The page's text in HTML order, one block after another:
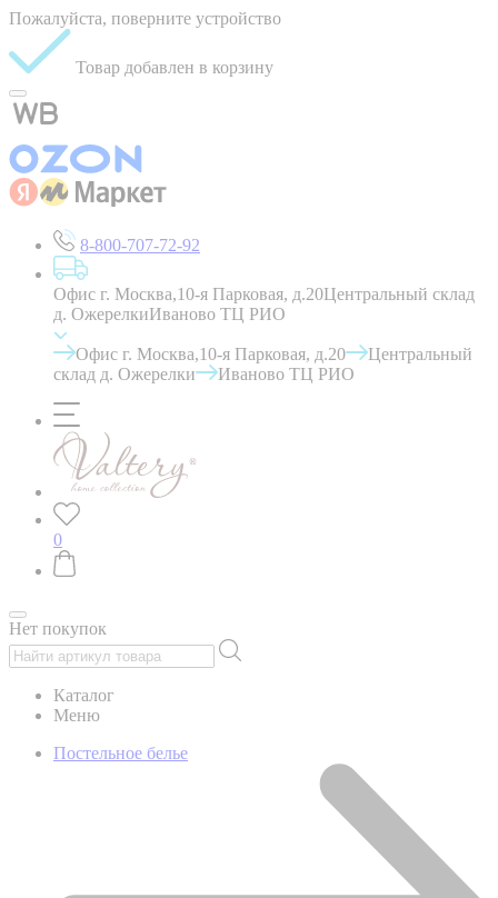
Пожалуйста, поверните устройство
Товар добавлен в корзину
8-800-707-72-92
Офис г. Москва,10-я Парковая, д.20Центральный склад
д. ОжерелкиИваново ТЦ РИО
Офис г. Москва,10-я Парковая, д.20
Центральный
склад д. Ожерелки
Иваново ТЦ РИО
0
Нет покупок
Каталог
Меню
Постельное белье